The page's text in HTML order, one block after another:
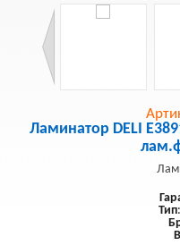
Ламинатор DELI
Тип